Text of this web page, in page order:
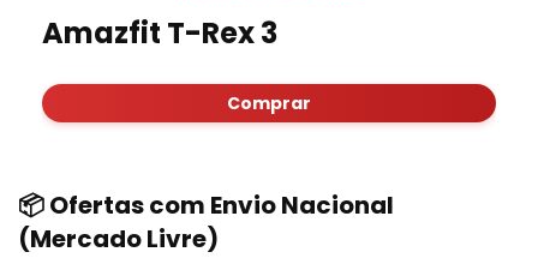
Amazfit T-Rex 3
Comprar
📦 Ofertas com Envio Nacional
(Mercado Livre)